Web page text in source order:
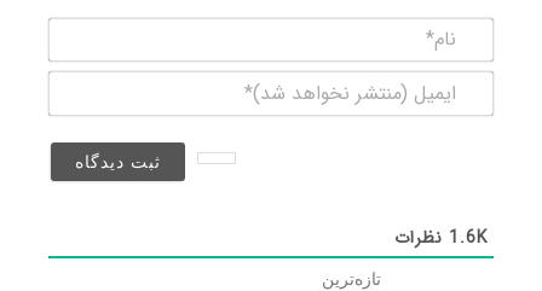
(منتشر
1.6K نظرات
تازه‌ترین